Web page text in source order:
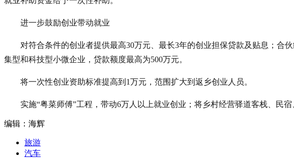
进一步鼓励创业带动就业
对符合条件的创业者提供最高30万元、最长3年的创业担保贷款及贴息；合
集型和科技型小微企业，贷款额度最高为500万元。
将一次性创业资助标准提高到1万元，范围扩大到返乡创业人员。
实施“粤菜师傅”工程，带动6万人以上就业创业；将乡村经营驿道客栈、民
编辑：海辉
旅游
汽车